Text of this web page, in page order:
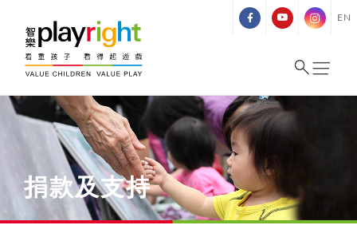
content
EN
捐款及支持